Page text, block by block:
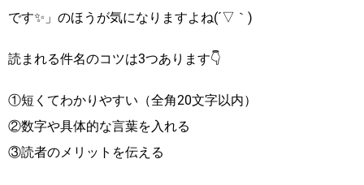
です✨」のほうが気になりますよね(´▽｀)
読まれる件名のコツは3つあります👇
①短くてわかりやすい（全角20文字以内）
②数字や具体的な言葉を入れる
③読者のメリットを伝える